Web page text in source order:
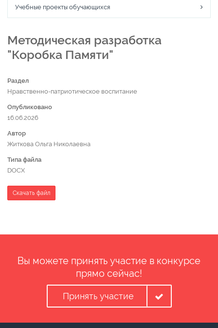
Учебные проекты обучающихся
Методическая разработка
"Коробка Памяти"
Раздел
Нравственно-патриотическое воспитание
Опубликовано
16.06.2026
Автор
Житкова Ольга Николаевна
Типа файла
DOCX
Скачать файл
Вы можете принять участие в конкурсе
прямо сейчас!
Принять участие